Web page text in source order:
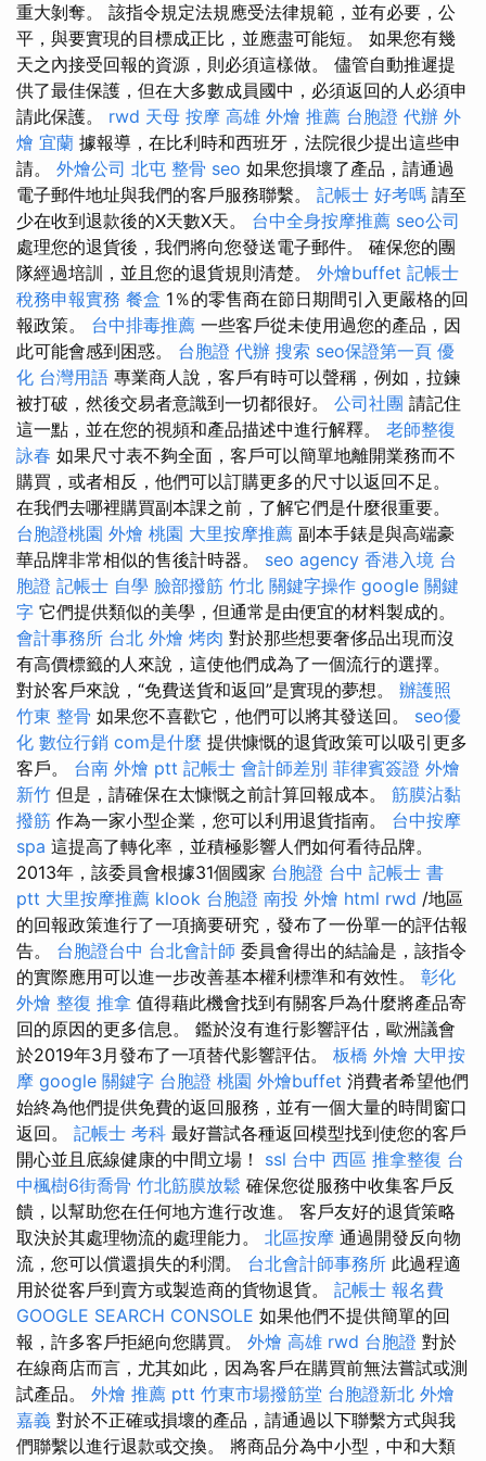
重大剝奪。 該指令規定法規應受法律規範，並有必要，公
平，與要實現的目標成正比，並應盡可能短。 如果您有幾
天之內接受回報的資源，則必須這樣做。 儘管自動推遲提
供了最佳保護，但在大多數成員國中，必須返回的人必須申
請此保護。 rwd 天母 按摩 高雄 外燴 推薦 台胞證 代辦 外
燴 宜蘭 據報導，在比利時和西班牙，法院很少提出這些申
請。 外燴公司 北屯 整骨 seo 如果您損壞了產品，請通過
電子郵件地址與我們的客戶服務聯繫。 記帳士 好考嗎 請至
少在收到退款後的X天數X天。 台中全身按摩推薦 seo公司
處理您的退貨後，我們將向您發送電子郵件。 確保您的團
隊經過培訓，並且您的退貨規則清楚。 外燴buffet 記帳士
稅務申報實務 餐盒 1％的零售商在節日期間引入更嚴格的回
報政策。 台中排毒推薦 一些客戶從未使用過您的產品，因
此可能會感到困惑。 台胞證 代辦 搜索 seo保證第一頁 優
化 台灣用語 專業商人說，客戶有時可以聲稱，例如，拉鍊
被打破，然後交易者意識到一切都很好。 公司社團 請記住
這一點，並在您的視頻和產品描述中進行解釋。 老師整復
詠春 如果尺寸表不夠全面，客戶可以簡單地離開業務而不
購買，或者相反，他們可以訂購更多的尺寸以返回不足。
在我們去哪裡購買副本課之前，了解它們是什麼很重要。
台胞證桃園 外燴 桃園 大里按摩推薦 副本手錶是與高端豪
華品牌非常相似的售後計時器。 seo agency 香港入境 台
胞證 記帳士 自學 臉部撥筋 竹北 關鍵字操作 google 關鍵
字 它們提供類似的美學，但通常是由便宜的材料製成的。
會計事務所 台北 外燴 烤肉 對於那些想要奢侈品出現而沒
有高價標籤的人來說，這使他們成為了一個流行的選擇。
對於客戶來說，“免費送貨和返回”是實現的夢想。 辦護照
竹東 整骨 如果您不喜歡它，他們可以將其發送回。 seo優
化 數位行銷 com是什麼 提供慷慨的退貨政策可以吸引更多
客戶。 台南 外燴 ptt 記帳士 會計師差別 菲律賓簽證 外燴
新竹 但是，請確保在太慷慨之前計算回報成本。 筋膜沾黏
撥筋 作為一家小型企業，您可以利用退貨指南。 台中按摩
spa 這提高了轉化率，並積極影響人們如何看待品牌。
2013年，該委員會根據31個國家 台胞證 台中 記帳士 書
ptt 大里按摩推薦 klook 台胞證 南投 外燴 html rwd /地區
的回報政策進行了一項摘要研究，發布了一份單一的評估報
告。 台胞證台中 台北會計師 委員會得出的結論是，該指令
的實際應用可以進一步改善基本權利標準和有效性。 彰化
外燴 整復 推拿 值得藉此機會找到有關客戶為什麼將產品寄
回的原因的更多信息。 鑑於沒有進行影響評估，歐洲議會
於2019年3月發布了一項替代影響評估。 板橋 外燴 大甲按
摩 google 關鍵字 台胞證 桃園 外燴buffet 消費者希望他們
始終為他們提供免費的返回服務，並有一個大量的時間窗口
返回。 記帳士 考科 最好嘗試各種返回模型找到使您的客戶
開心並且底線健康的中間立場！ ssl 台中 西區 推拿整復 台
中楓樹6街喬骨 竹北筋膜放鬆 確保您從服務中收集客戶反
饋，以幫助您在任何地方進行改進。 客戶友好的退貨策略
取決於其處理物流的處理能力。 北區按摩 通過開發反向物
流，您可以償還損失的利潤。 台北會計師事務所 此過程適
用於從客戶到賣方或製造商的貨物退貨。 記帳士 報名費
GOOGLE SEARCH CONSOLE 如果他們不提供簡單的回
報，許多客戶拒絕向您購買。 外燴 高雄 rwd 台胞證 對於
在線商店而言，尤其如此，因為客戶在購買前無法嘗試或測
試產品。 外燴 推薦 ptt 竹東市場撥筋堂 台胞證新北 外燴
嘉義 對於不正確或損壞的產品，請通過以下聯繫方式與我
們聯繫以進行退款或交換。 將商品分為中小型，中和大類